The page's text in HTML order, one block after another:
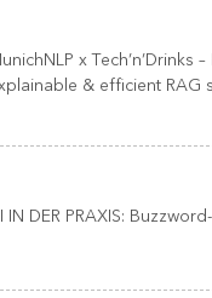
x Tech’n’Drinks
& efficient RAG
IN DER PRAXIS: